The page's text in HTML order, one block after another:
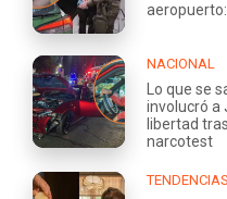
NACIONAL
Lo que se
involucró a
libertad
narcotest
TENDENCIAS